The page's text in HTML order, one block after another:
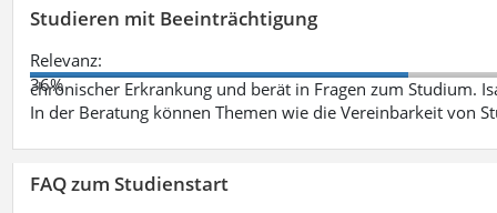
Studieren mit Beeinträchtigung
Relevanz:
36%
chronischer Erkrankung und berät in Fragen zum Studium.
In der Beratung können Themen wie die Vereinbarkeit von
FAQ zum Studienstart